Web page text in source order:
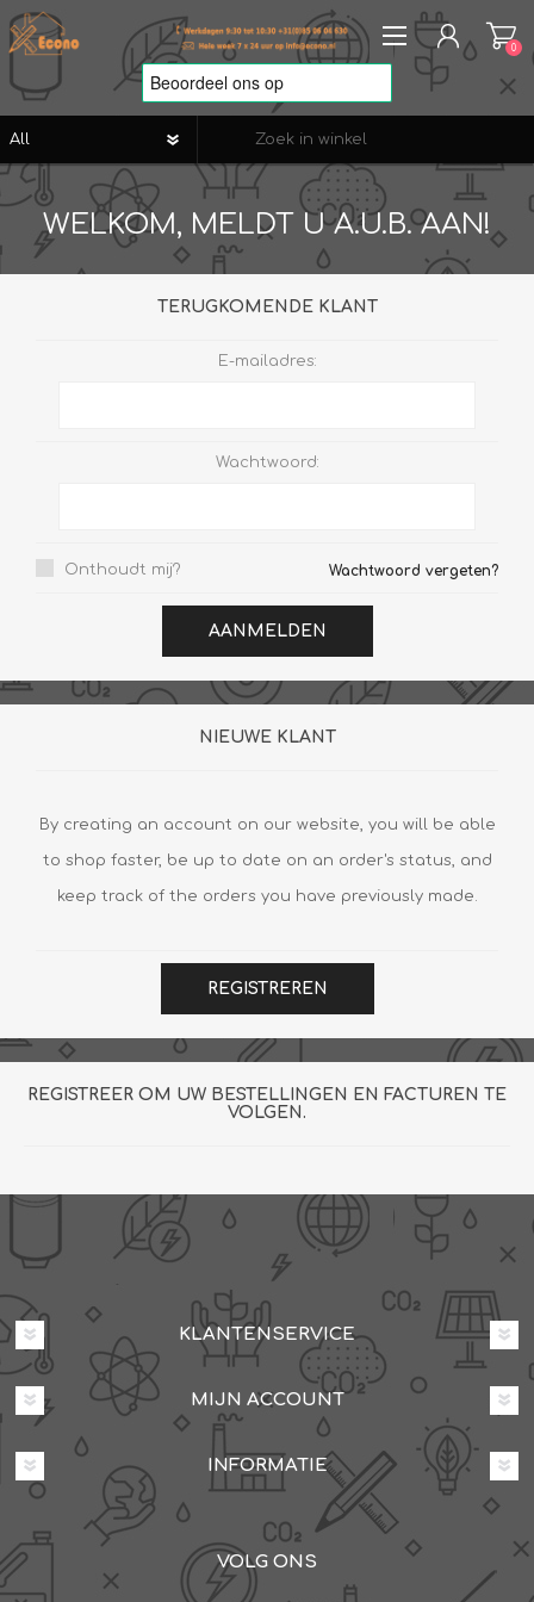
REGISTREREN
AANMELDEN
VERLANGLIJST
0
0
WELKOM, MELDT U A.U.B. AAN!
TERUGKOMENDE KLANT
E-mailadres:
Wachtwoord:
Onthoudt mij? Wachtwoord vergeten?
AANMELDEN
NIEUWE KLANT
By creating an account on our website, you will be able
to shop faster, be up to date on an order's status, and
keep track of the orders you have previously made.
REGISTREREN
REGISTREER OM UW BESTELLINGEN EN FACTUREN TE
VOLGEN.
KLANTENSERVICE
MIJN ACCOUNT
INFORMATIE
VOLG ONS